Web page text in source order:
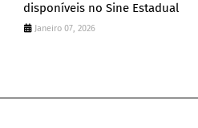
disponíveis no Sine Estadual
Janeiro 07, 2026